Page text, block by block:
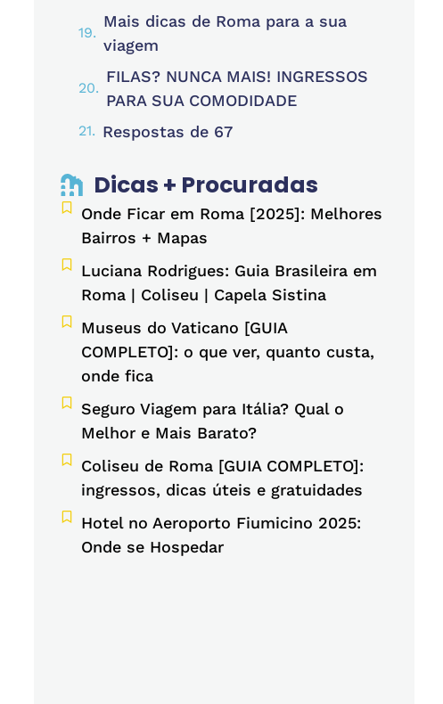
Mais dicas de Roma para a sua
viagem
FILAS? NUNCA MAIS! INGRESSOS
PARA SUA COMODIDADE
Respostas de 67
Dicas + Procuradas
Onde Ficar em Roma [2025]: Melhores
Bairros + Mapas
Luciana Rodrigues: Guia Brasileira em
Roma | Coliseu | Capela Sistina
Museus do Vaticano [GUIA
COMPLETO]: o que ver, quanto custa,
onde fica
Seguro Viagem para Itália? Qual o
Melhor e Mais Barato?
Coliseu de Roma [GUIA COMPLETO]:
ingressos, dicas úteis e gratuidades
Hotel no Aeroporto Fiumicino 2025:
Onde se Hospedar